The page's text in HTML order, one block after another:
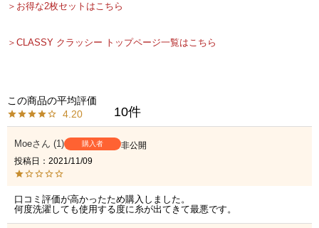
＞お得な2枚セットはこちら
＞CLASSY クラッシー トップページ一覧はこちら
4.20 10
Moe 1 購入者
非公開
投稿日
2021/11/09
口コミ評価が高かったため購入しました。
何度洗濯しても使用する度に糸が出てきて最悪です。